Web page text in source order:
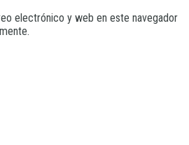
electrónico y web en este navegador